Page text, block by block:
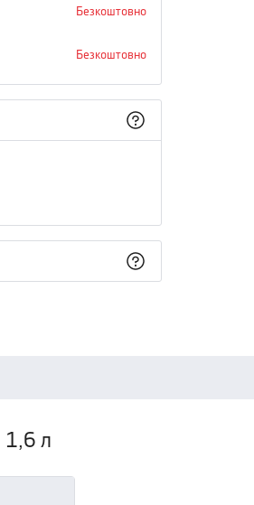
Безкоштовно
Безкоштовно
1,6 л